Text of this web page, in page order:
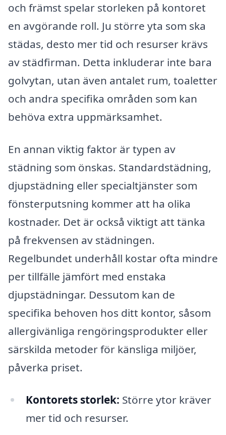
och främst spelar storleken på kontoret
en avgörande roll. Ju större yta som ska
städas, desto mer tid och resurser krävs
av städfirman. Detta inkluderar inte bara
golvytan, utan även antalet rum, toaletter
och andra specifika områden som kan
behöva extra uppmärksamhet.
En annan viktig faktor är typen av
städning som önskas. Standardstädning,
djupstädning eller specialtjänster som
fönsterputsning kommer att ha olika
kostnader. Det är också viktigt att tänka
på frekvensen av städningen.
Regelbundet underhåll kostar ofta mindre
per tillfälle jämfört med enstaka
djupstädningar. Dessutom kan de
specifika behoven hos ditt kontor, såsom
allergivänliga rengöringsprodukter eller
särskilda metoder för känsliga miljöer,
påverka priset.
Kontorets storlek: Större ytor kräver
mer tid och resurser.